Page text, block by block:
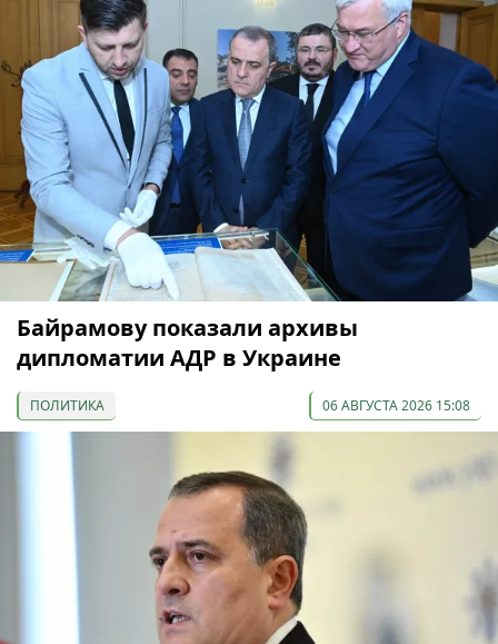
Байрамову показали архивы
дипломатии АДР в Украине
ПОЛИТИКА 06 АВГУСТА 2026 15:08